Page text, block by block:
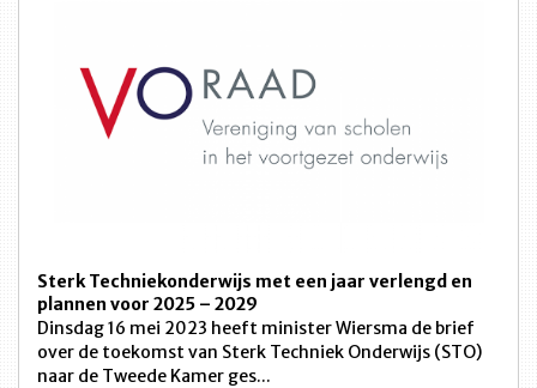
Sterk Techniekonderwijs met een jaar verlengd en
plannen voor 2025 – 2029
Dinsdag 16 mei 2023 heeft minister Wiersma de brief
over de toekomst van Sterk Techniek Onderwijs (STO)
naar de Tweede Kamer ges...